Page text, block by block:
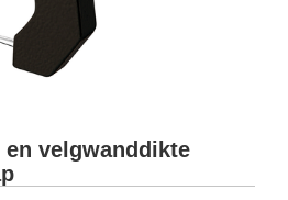
en velgwanddikte